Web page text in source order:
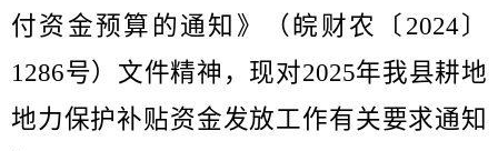
付资金预算的通知》（皖财农〔 2024〕
1286号）文件精神 ， 现对2025年我县耕地
地力保护补贴资金发放工作有关要求通知